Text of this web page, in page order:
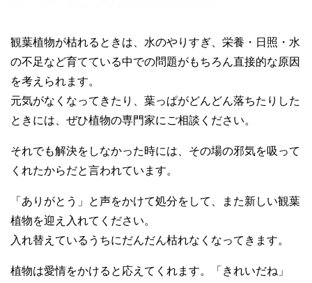
観葉植物が枯れるときは、水のやりすぎ、栄養・日照・水
の不足など育てている中での問題がもちろん直接的な原因
を考えられます。
元気がなくなってきたり、葉っぱがどんどん落ちたりした
ときには、ぜひ植物の専門家にご相談ください。
それでも解決をしなかった時には、その場の邪気を吸って
くれたからだと言われています。
「ありがとう」と声をかけて処分をして、また新しい観葉
植物を迎え入れてください。
入れ替えているうちにだんだん枯れなくなってきます。
植物は愛情をかけると応えてくれます。「きれいだね」